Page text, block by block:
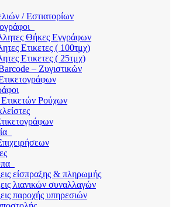
/ Εστιατορίων
Θήκες Εγγράφων
Ετικετες ( 100τμχ)
Ετικετες ( 25τμχ)
– Ζυγιστικών
Ετικετών Ρούχων
είσπραξης & πληρωμής
λιανικών συναλλαγών
παροχής υπηρεσιών